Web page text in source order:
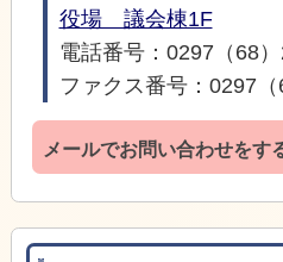
役場 議会棟1F
電話番号：0297（68
ファクス番号：0297
メールでお問い合わせをす